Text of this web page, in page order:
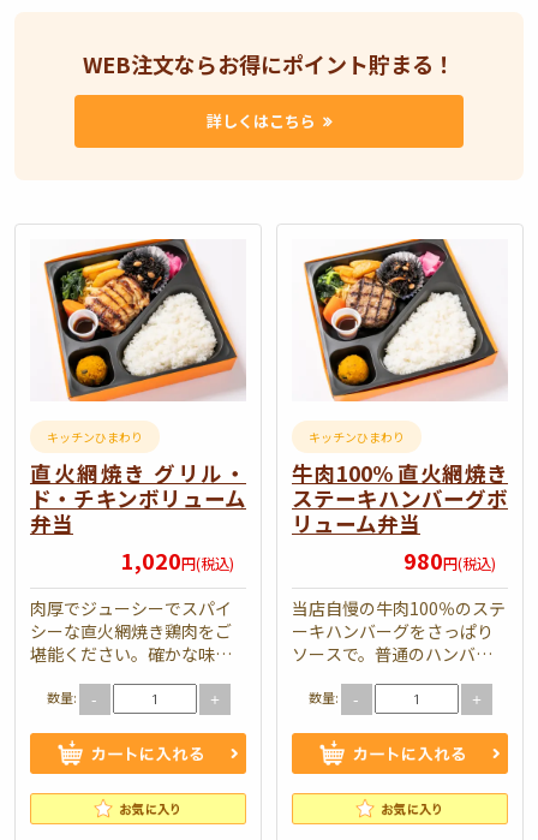
WEB注文ならお得にポイント貯まる！
詳しくはこちら
キッチンひまわり
直火網焼き グリル・
ド・チキンボリューム
弁当
1,020円(税込)
肉厚でジューシーでスパイ
シーな直火網焼き鶏肉をご
堪能ください。確かな味と
る一品です。 弁当内容 チキ
ングリル/スパゲティー/人参
グラッ…
数量: - +
キッチンひまわり
牛肉100% 直火網焼き
ステーキハンバーグボ
リューム弁当
980円(税込)
当店自慢の牛肉100％のステ
ーキハンバーグをさっぱり
ソースで。普通のハンバー
をお試し下さい。おススメ
はレモン醤油とデミグラス
ソース。 …
数量: - +